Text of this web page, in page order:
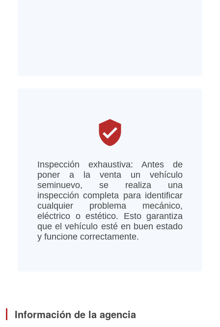
verified_user
Inspección exhaustiva: Antes de
poner a la venta un vehículo
seminuevo, se realiza una
inspección completa para identificar
cualquier problema mecánico,
eléctrico o estético. Esto garantiza
que el vehículo esté en buen estado
y funcione correctamente.
Información de la agencia